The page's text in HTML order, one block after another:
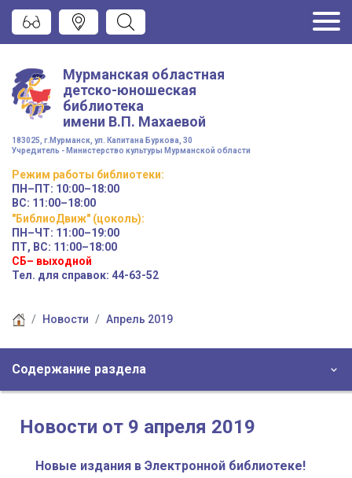
Мурманская областная
детско-юношеская
библиотека
имени В.П. Махаевой
183025, г.Мурманск, ул. Капитана Буркова, 30
Учредитель - Министерство культуры Мурманской области
Режим работы библиотеки:
ПН–ПТ: 10:00–18:00
ВС: 11:00–18:00
"БиблиоДвиж" (цоколь):
ПН–ЧТ: 11:00–19:00
ПТ, ВС: 11:00–18:00
СБ– выходной
Тел. для справок: 44-63-52
Новости Апрель 2019
Содержание раздела
Новости от 9 апреля 2019
Новые издания в Электронной библиотеке!